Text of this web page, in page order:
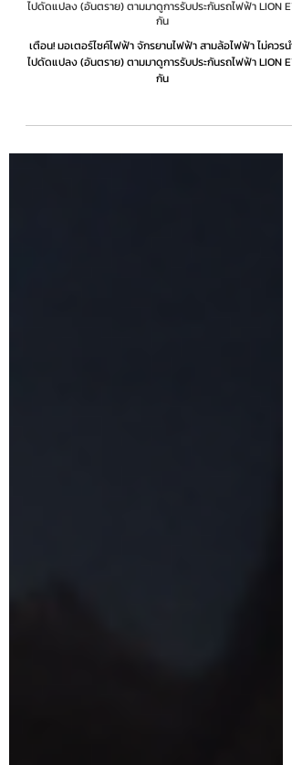
23 ก.พ. 2567
เตือน! มอเตอร์ไซค์ไฟฟ้า จักรยานไฟฟ้า สามล้อไฟฟ้า ไม่ควรนำ
ไปดัดแปลง (อันตราย) ตามมาดูการรับประกันรถไฟฟ้า LION EV
กัน
ไปดัดแปลง (อันตราย) ตามมาดูการรับประกันรถไฟฟ้า LION EV